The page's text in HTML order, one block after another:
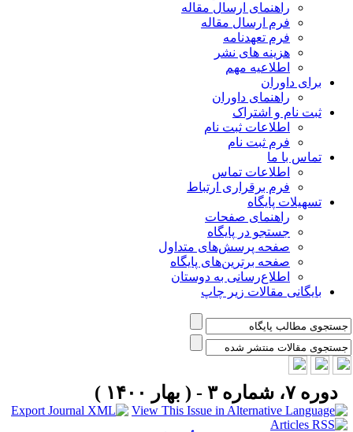
راهنمای ارسال مقاله
فرم ارسال مقاله
فرم تعهدنامه
هزینه های نشر
اطلاعیه مهم
برای داوران
راهنمای داوران
ثبت نام و اشتراک
اطلاعات ثبت نام
فرم ثبت نام
تماس با ما
اطلاعات تماس
فرم برقراری ارتباط
تسهیلات پایگاه
راهنمای صفحات
جستجو در پایگاه
صفحه پرسش‌های متداول
صفحه برترین‌های پایگاه
اطلاع‌رسانی به دوستان
بایگانی مقالات زیر چاپ
دوره ۷، شماره ۳ - ( بهار ۱۴۰۰ )